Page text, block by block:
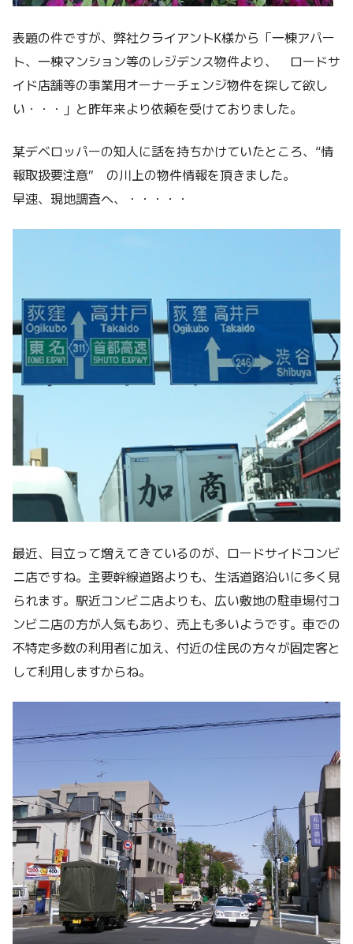
表題の件ですが、弊社クライアントK様から「一棟アパー
ト、一棟マンション等のレジデンス物件より、 ロードサ
イド店舗等の事業用オーナーチェンジ物件を探して欲し
い・・・」と昨年来より依頼を受けておりました。
某デベロッパーの知人に話を持ちかけていたところ、“情
報取扱要注意” の川上の物件情報を頂きました。
早速、現地調査へ、・・・・・
最近、目立って増えてきているのが、ロードサイドコンビ
ニ店ですね。主要幹線道路よりも、生活道路沿いに多く見
られます。駅近コンビニ店よりも、広い敷地の駐車場付コ
ンビニ店の方が人気もあり、売上も多いようです。車での
不特定多数の利用者に加え、付近の住民の方々が固定客と
して利用しますからね。